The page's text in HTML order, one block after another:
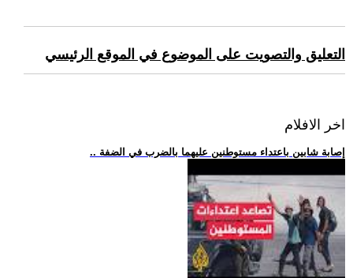
التعليق والتصويت على الموضوع في الموقع الرئيسي
اخر الافلام
.. إصابة شابين باعتداء مستوطنين عليهما بالضرب في الضفة